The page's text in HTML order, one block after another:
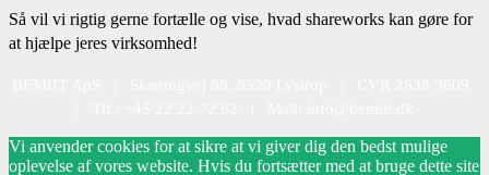
Så vil vi rigtig gerne fortælle og vise, hvad shareworks kan gøre for
at hjælpe jeres virksomhed!
Vi anvender cookies for at sikre at vi giver dig den bedst mulige
oplevelse af vores website. Hvis du fortsætter med at bruge dette site